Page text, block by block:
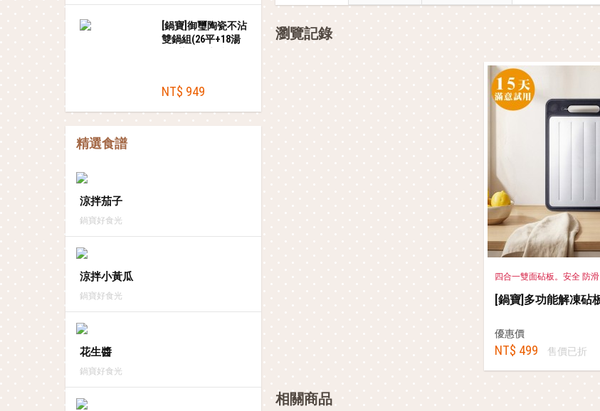
[鍋寶]御璽陶瓷不沾
雙鍋組(26平+18湯
NT$ 949
精選食譜
涼拌茄子
鍋寶好食光
涼拌小黃瓜
鍋寶好食光
花生醬
鍋寶好食光
瀏覽記錄
四合一雙面砧板。安全 防
[鍋寶]多功能解凍砧
優惠價
NT$ 499 售價已折
相關商品